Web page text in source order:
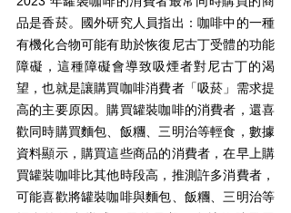
品是香菸。國外研究人員指出：咖啡中的一種
有機化合物可能有助於恢復尼古丁受體的功能
障礙，這種障礙會導致吸煙者對尼古丁的渴
望，也就是讓購買咖啡消費者「吸菸」需求提
高的主要原因。購買罐裝咖啡的消費者，還喜
歡同時購買麵包、飯糰、三明治等輕食，數據
資料顯示，購買這些商品的消費者，在早上購
買罐裝咖啡比其他時段高，推測許多消費者，
可能喜歡將罐裝咖啡與麵包、飯糰、三明治等